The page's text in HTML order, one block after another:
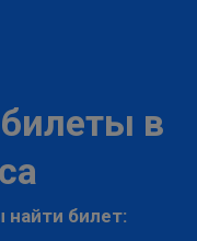
в
найти билет: